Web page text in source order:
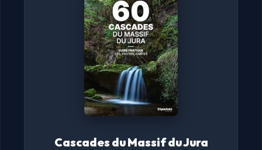
Cascades du Massif du Jura